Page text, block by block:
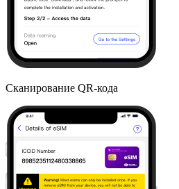
Сканирование QR-кода